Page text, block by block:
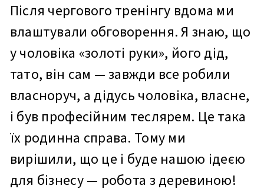
Після чергового тренінгу вдома ми
влаштували обговорення. Я знаю, що
у чоловіка «золоті руки», його дід,
тато, він сам — завжди все робили
власноруч, а дідусь чоловіка, власне,
і був професійним теслярем. Це така
їх родинна справа. Тому ми
вирішили, що це і буде нашою ідеєю
для бізнесу — робота з деревиною!